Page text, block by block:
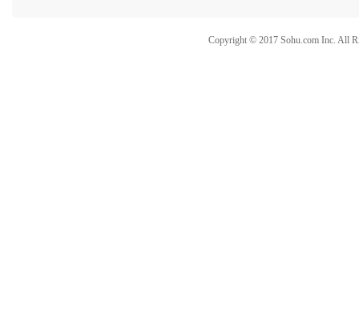
Copyright © 2017 Sohu.com Inc. All